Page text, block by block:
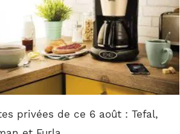
privées de ce 6 août : Tefal,